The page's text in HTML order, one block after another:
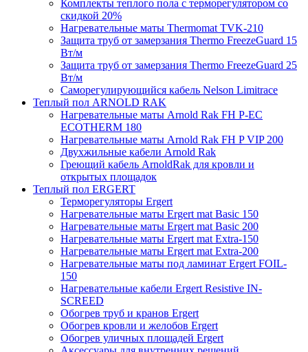
Комплекты теплого пола с терморегулятором со
скидкой 20%
Нагревательные маты Thermomat TVK-210
Защита труб от замерзания Thermo FreezeGuard 15
Вт/м
Защита труб от замерзания Thermo FreezeGuard 25
Вт/м
Саморегулирующийся кабель Nelson Limitrace
Теплый пол ARNOLD RAK
Нагревательные маты Arnold Rak FH P-EC
ECOTHERM 180
Нагревательные маты Arnold Rak FH P VIP 200
Двухжильные кабели Arnold Rak
Греющий кабель ArnoldRak для кровли и
открытых площадок
Теплый пол ERGERT
Терморегуляторы Ergert
Нагревательные маты Ergert mat Basic 150
Нагревательные маты Ergert mat Basic 200
Нагревательные маты Ergert mat Extra-150
Нагревательные маты Ergert mat Extra-200
Нагревательные маты под ламинат Ergert FOIL-
150
Нагревательные кабели Ergert Resistive IN-
SCREED
Обогрев труб и кранов Ergert
Обогрев кровли и желобов Ergert
Обогрев уличных площадей Ergert